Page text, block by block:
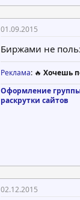
01.09.2015
Биржами не
Реклама: 🔥 Хочешь
Оформление группы
раскрутки сайтов
02.12.2015